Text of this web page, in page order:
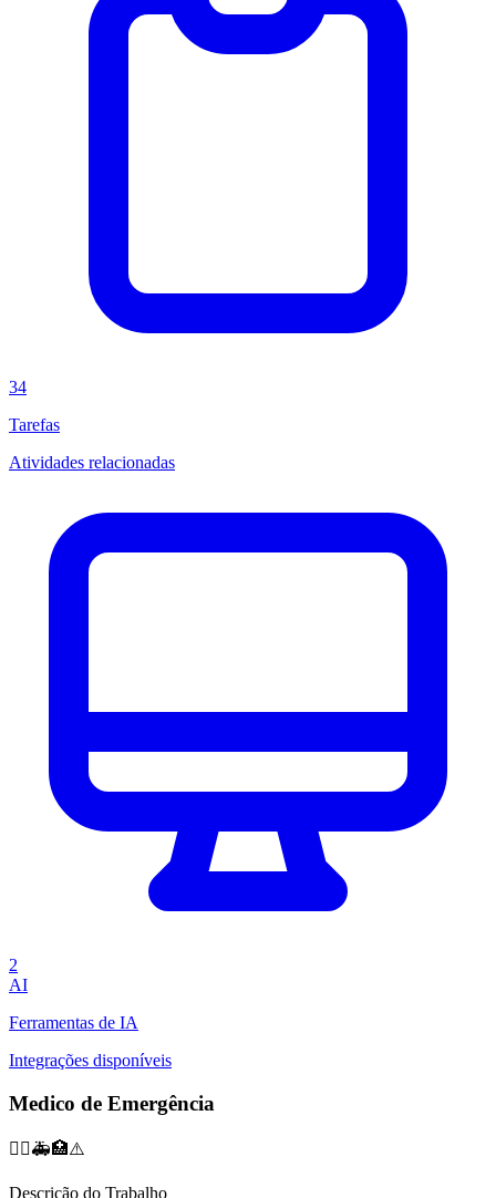
34
Tarefas
Atividades relacionadas
2
AI
Ferramentas de IA
Integrações disponíveis
Medico de Emergência
👨‍⚕️🚑🏥⚠️
Descrição do Trabalho